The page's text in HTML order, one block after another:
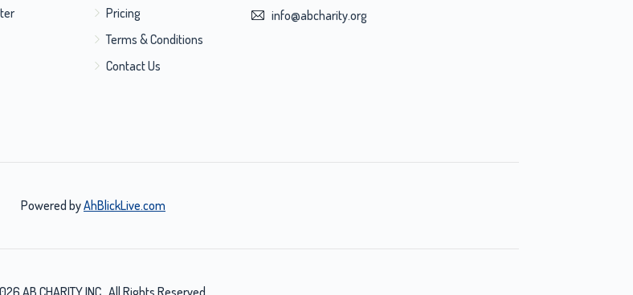
Pricing
Terms & Conditions
Contact Us
info@abcharity.org
Powered byAhBlickLive.com
AB CHARITY INC . All Rights Reserved